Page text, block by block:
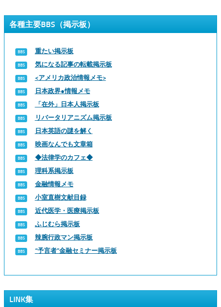
各種主要BBS（掲示板）
重たい掲示板
気になる記事の転載掲示板
<アメリカ政治情報メモ>
日本政界●情報メモ
「在外」日本人掲示板
リバータリアニズム掲示板
日本英語の謎を解く
映画なんでも文章箱
◆法律学のカフェ◆
理科系掲示板
金融情報メモ
小室直樹文献目録
近代医学・医療掲示板
ふじむら掲示板
辣腕行政マン掲示板
“予言者”金融セミナー掲示板
LINK集